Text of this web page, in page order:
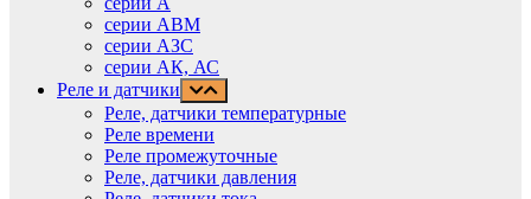
серии АВМ
cерии АЗС
серии АК, АС
Реле и датчики
Реле, датчики температурные
Реле времени
Реле промежуточные
Реле, датчики давления